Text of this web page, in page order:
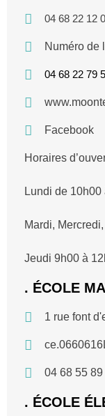
04 68 22 12
Numéro de
04 68 22 79
Facebook
Horaires
Lundi de
Mardi,
Jeudi 9h00 à
. ÉCOLE
1 rue font
04 68 55 89
. ÉCOLE